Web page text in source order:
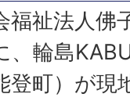
福祉法人佛
、輪島
登町）が